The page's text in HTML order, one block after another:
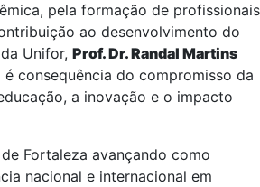
pela formação de profissionais
ao desenvolvimento do
Unifor, Prof. Dr. Randal Martins
é consequência do compromisso da
a inovação e o impacto
Fortaleza avançando como
nacional e internacional em